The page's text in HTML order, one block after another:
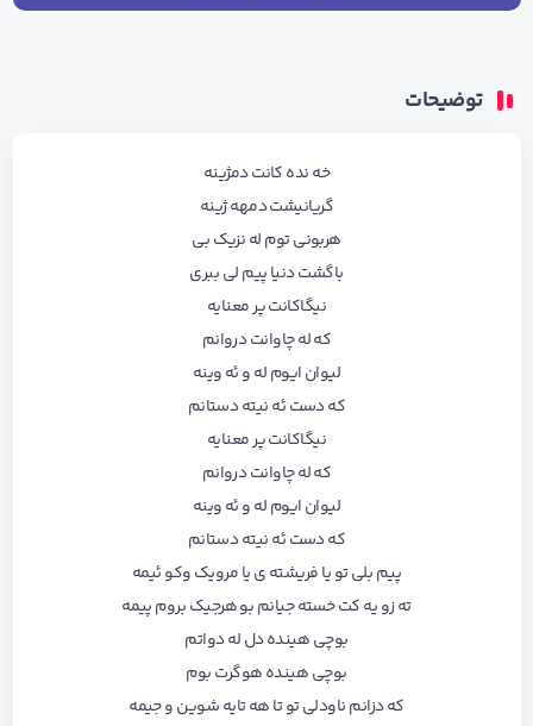
توضیحات
خه نده کانت دمژینه
گریانیشت دمهه ژینه
هربونی توم له نزیک بی
باگشت دنیا پیم لی ببری
نیگاکانت پر معنایه
که له چاوانت دروانم
لیوان ایوم له و ئه وینه
که دست ئه نیته دستانم
نیگاکانت پر معنایه
که له چاوانت دروانم
لیوان ایوم له و ئه وینه
که دست ئه نیته دستانم
پیم بلی تو یا فریشته ی یا مرویک وکو ئیمه
ته زو یه کت خسته جیانم بو هرجیک بروم پیمه
بوچی هینده دل له دواتم
بوچی هینده هوگرت بوم
که دزانم ناودلی تو تا هه تایه شوین و جیمه